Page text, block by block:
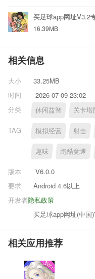
买足球app网址V3.2
16.39MB
相关信息
大小
33.25MB
时间
2026-07-09 23:02
分类
休闲益智 关卡塔
TAG 模拟经营 射击
趣味 跑酷竞速
版本
V6.0.0
要求
Android 4.6以上
隐私政策
开发者
买足球app网址(中国
相关应用推荐